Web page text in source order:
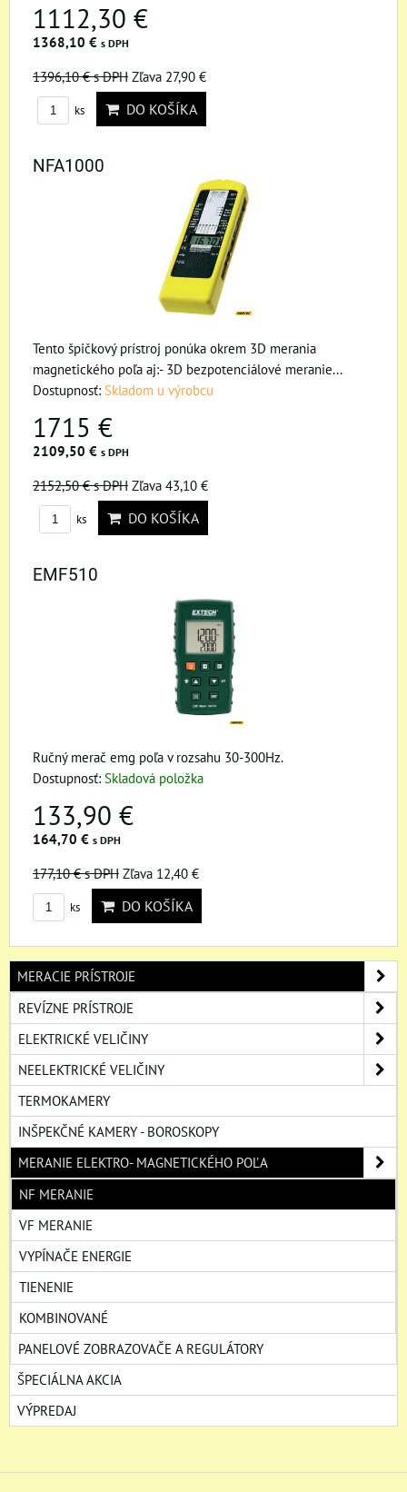
1112,30 €
1368,10 € s DPH
1396,10 €s DPH Zľava 27,90 €
ks DO KOŠÍKA
NFA1000
Tento špičkový prístroj ponúka okrem 3D merania
magnetického poľa aj:- 3D bezpotenciálové meranie...
Dostupnosť: Skladom u výrobcu
1715 €
2109,50 € s DPH
2152,50 €s DPH Zľava 43,10 €
ks DO KOŠÍKA
EMF510
Ručný merač emg poľa v rozsahu 30-300Hz.
Dostupnosť: Skladová položka
133,90 €
164,70 € s DPH
177,10 €s DPH Zľava 12,40 €
ks DO KOŠÍKA
MERACIE PRÍSTROJE
REVÍZNE PRÍSTROJE
ELEKTRICKÉ VELIČINY
NEELEKTRICKÉ VELIČINY
TERMOKAMERY
INŠPEKČNÉ KAMERY - BOROSKOPY
MERANIE ELEKTRO- MAGNETICKÉHO POĽA
NF MERANIE
VF MERANIE
VYPÍNAČE ENERGIE
TIENENIE
KOMBINOVANÉ
PANELOVÉ ZOBRAZOVAČE A REGULÁTORY
ŠPECIÁLNA AKCIA
VÝPREDAJ